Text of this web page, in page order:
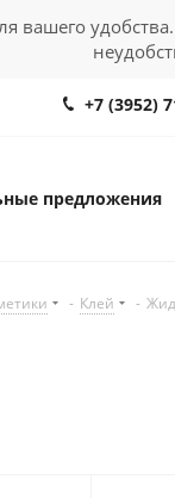
+7 (3952)
предложения
- Клей -